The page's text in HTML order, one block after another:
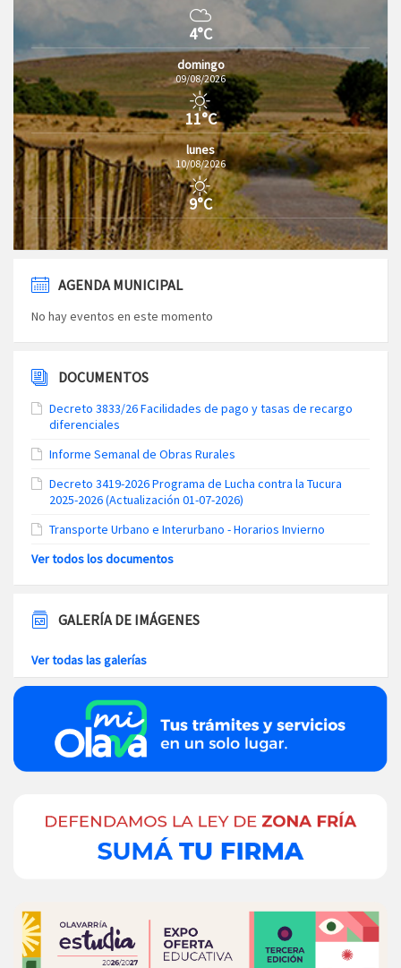
4°C
domingo
09/08/2026
11°C
lunes
10/08/2026
9°C
AGENDA MUNICIPAL
No hay eventos en este momento
DOCUMENTOS
Decreto 3833/26 Facilidades de pago y tasas de recargo
diferenciales
Informe Semanal de Obras Rurales
Decreto 3419-2026 Programa de Lucha contra la Tucura
2025-2026 (Actualización 01-07-2026)
Transporte Urbano e Interurbano - Horarios Invierno
Ver todos los documentos
GALERÍA DE IMÁGENES
Ver todas las galerías